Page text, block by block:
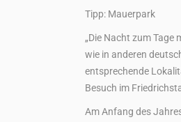
Tipp: Mauerpark
„Die Nacht zum Tage
wie in anderen
entsprechende
Besuch im
Am Anfang des